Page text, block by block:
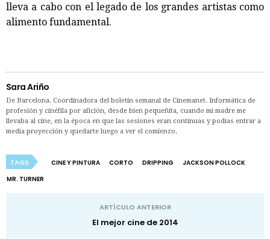
lleva a cabo con el legado de los grandes artistas como
alimento fundamental.
Sara Ariño
De Barcelona. Coordinadora del boletín semanal de Cinemanet. Informática de
profesión y cinéfila por afición, desde bien pequeñita, cuando mi madre me
llevaba al cine, en la época en que las sesiones eran continuas y podías entrar a
media proyección y quedarte luego a ver el comienzo.
TAGS CINE Y PINTURA CORTO DRIPPING
JACKSON POLLOCK
MR. TURNER
ARTÍCULO ANTERIOR
El mejor cine de 2014